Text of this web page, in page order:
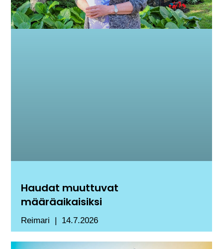
Haudat muuttuvat
määräaikaisiksi
Reimari 14.7.2026